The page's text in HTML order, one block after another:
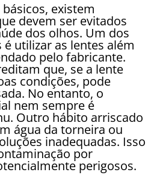
existem
devem ser evitados
dos olhos. Um dos
utilizar as lentes além
pelo fabricante.
que, se a lente
condições, pode
No entanto, o
nem sempre é
Outro hábito arriscado
água da torneira ou
inadequadas. Isso
por
perigosos.